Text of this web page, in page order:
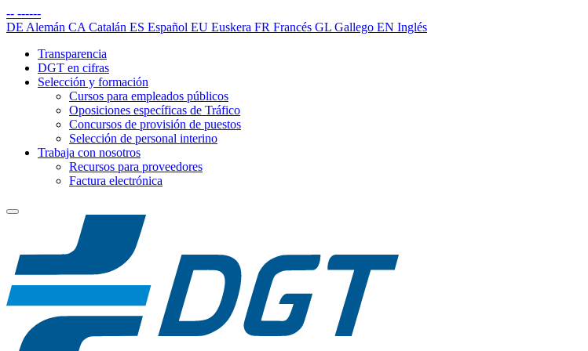
-- ------
DE Alemán CA Catalán ES Español EU Euskera FR Francés GL Gallego EN Inglés
Transparencia
DGT en cifras
Selección y formación
Cursos para empleados públicos
Oposiciones específicas de Tráfico
Concursos de provisión de puestos
Selección de personal interino
Trabaja con nosotros
Recursos para proveedores
Factura electrónica